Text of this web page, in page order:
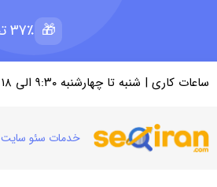
🎁 37٪ تخفیف ویژه سئو + 5 میلیون رپرتاژ رایگان؛ ظرفیت 11 از 15
ساعات کاری | شنبه تا چهارشنبه ۹:۳۰ الی ۱۸
خدمات سئو سایت